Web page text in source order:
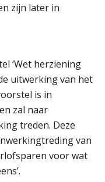
zijn later in
‘Wet herziening
uitwerking van het
is in
zal naar
treden. Deze
van
voor wat